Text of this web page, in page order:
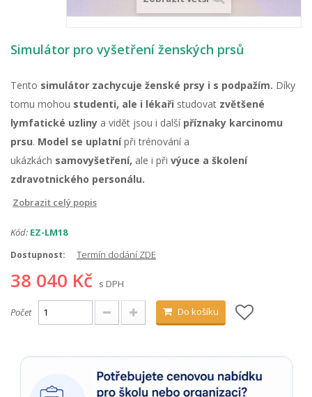
Simulátor pro vyšetření ženských prsů
Tento simulátor zachycuje ženské prsy i s podpažím. Díky
tomu mohou studenti, ale i lékaři studovat zvětšené
lymfatické uzliny a vidět jsou i další příznaky karcinomu
prsu. Model se uplatnípři trénování a
ukázkách samovyšetření, ale i při výuce a školení
zdravotnického personálu.
Zobrazit celý popis
Kód: EZ-LM18
Dostupnost: Termín dodání ZDE
38 040 Kč s DPH
Počet Do košíku